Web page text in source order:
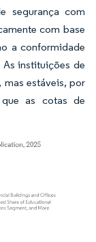
segurança com
com base
a conformidade
instituições de
mas estáveis, por
que as cotas de